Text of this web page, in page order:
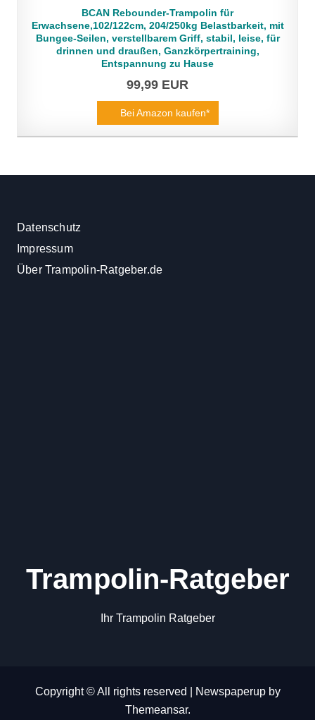
BCAN Rebounder-Trampolin für
Erwachsene,102/122cm, 204/250kg Belastbarkeit, mit
Bungee-Seilen, verstellbarem Griff, stabil, leise, für
drinnen und draußen, Ganzkörpertraining,
Entspannung zu Hause
99,99 EUR
Bei Amazon kaufen*
Datenschutz
Impressum
Über Trampolin-Ratgeber.de
Trampolin-Ratgeber
Ihr Trampolin Ratgeber
Copyright © All rights reserved Newspaperupby
Themeansar.